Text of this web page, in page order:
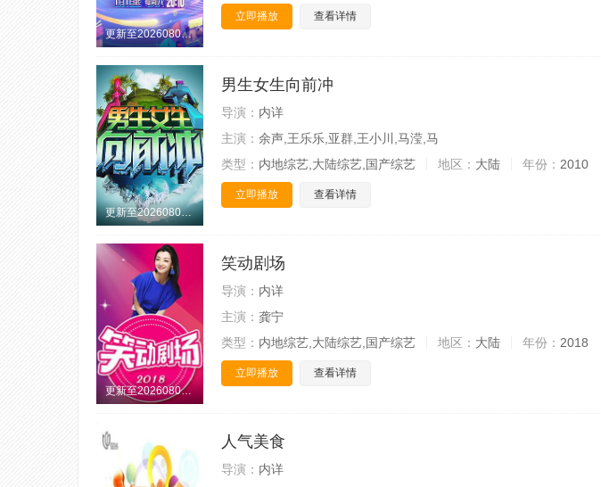
更新至20260807期
立即播放 查看详情
更新至20260807期
男生女生向前冲
导演： 内详
主演： 余声,王乐乐,亚群,王小川,马滢,马
类型： 内地综艺,大陆综艺,国产综艺 地区： 大陆 年份： 2010
立即播放 查看详情
更新至20260807期
笑动剧场
导演： 内详
主演： 龚宁
类型： 内地综艺,大陆综艺,国产综艺 地区： 大陆 年份： 2018
立即播放 查看详情
人气美食
导演： 内详